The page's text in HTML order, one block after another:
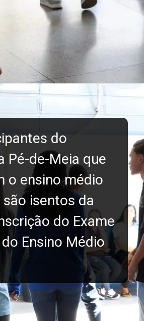
do
Pé-de-Meia que
o ensino médio
isentos da
do Exame
Ensino Médio